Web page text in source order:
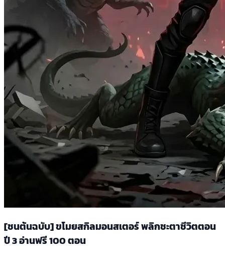
[ชนต้นฉบับ] ขโมยสกิลมอนสเตอร์ พลิกชะตาชีวิตตอน
ปี 3 อ่านฟรี 100 ตอน